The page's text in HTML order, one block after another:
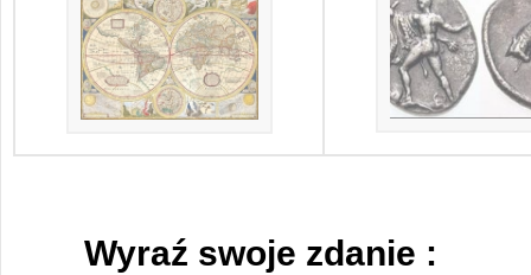
Wyraź swoje zdanie :